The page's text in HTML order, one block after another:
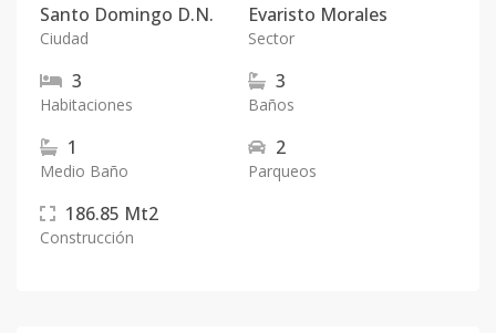
Santo Domingo D.N.
Ciudad
Evaristo Morales
Sector
3
Habitaciones
3
Baños
1
Medio Baño
2
Parqueos
186.85 Mt2
Construcción